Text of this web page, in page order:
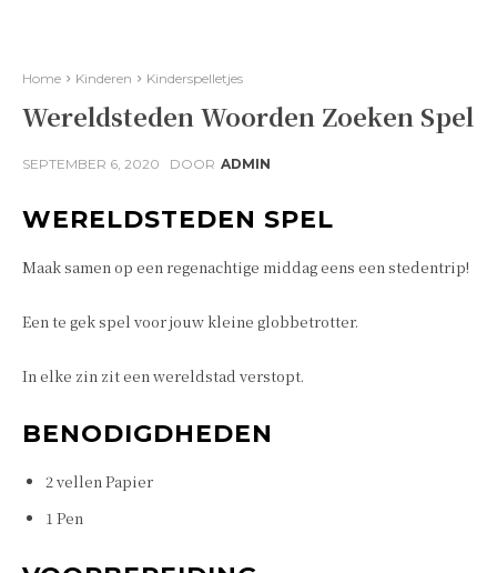
Home Kinderen Kinderspelletjes
Wereldsteden Woorden Zoeken Spel
SEPTEMBER 6, 2020 DOOR ADMIN
WERELDSTEDEN SPEL
Maak samen op een regenachtige middag eens een stedentrip!
Een te gek spel voor jouw kleine globbetrotter.
In elke zin zit een wereldstad verstopt.
BENODIGDHEDEN
2 vellen Papier
1 Pen